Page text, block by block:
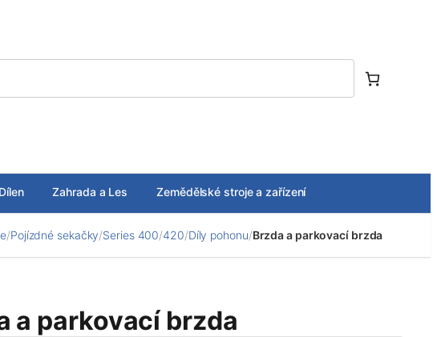
Zahrada a Les Zemědělské stroje a zařízení
/Pojízdné sekačky/Series 400/420/Díly pohonu/Brzda a parkovací brzda
a parkovací brzda